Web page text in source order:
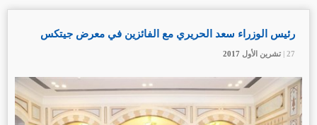
27 | تشرين الأول
رئيس الوزراء سعد الحريري مع الفائزين في معرض جيتكس
27 | تشرين الأول 27 | تشرين الأول 27 | تشرين الأول 27 | تشرين الأول